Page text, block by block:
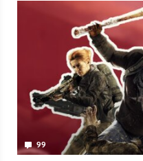
auch jede Menge Spiele, die
galten, mittlerweile aber nur
sind. An ein paar davon
99